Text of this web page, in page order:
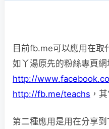
目前fb.me可以應用在取
如丫湯原先的粉絲專頁網
http://
http://fb.me/teachs ，
第二種應用是用在分享